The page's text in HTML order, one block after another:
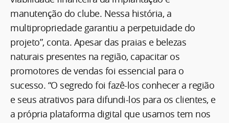
manutenção do clube. Nessa história, a
multipropriedade garantiu a perpetuidade do
projeto”, conta. Apesar das praias e belezas
naturais presentes na região, capacitar os
promotores de vendas foi essencial para o
sucesso. “O segredo foi fazê-los conhecer a região
e seus atrativos para difundi-los para os clientes, e
a própria plataforma digital que usamos tem nos